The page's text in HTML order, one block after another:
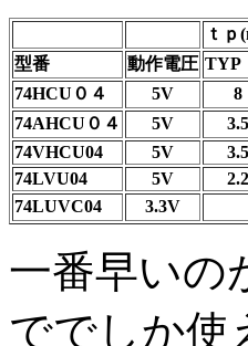
ｔｐ
型番
動作電圧 TYP
74HCU０４
5V 8
74AHCU０４
5V 3.5
74VHCU04
5V 3.5
74LVU04
5V 2.2
74LUVC04
3.3V
一番早いの
ででしか使